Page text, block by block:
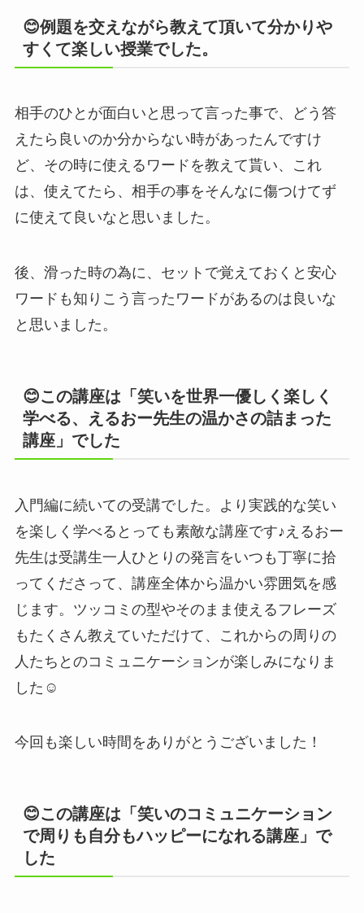
😊例題を交えながら教えて頂いて分かりや
すくて楽しい授業でした。
相手のひとが面白いと思って言った事で、どう答
えたら良いのか分からない時があったんですけ
ど、その時に使えるワードを教えて貰い、これ
は、使えてたら、相手の事をそんなに傷つけてず
に使えて良いなと思いました。
後、滑った時の為に、セットで覚えておくと安心
ワードも知りこう言ったワードがあるのは良いな
と思いました。
😊この講座は「笑いを世界一優しく楽しく
学べる、えるおー先生の温かさの詰まった
講座」でした
入門編に続いての受講でした。より実践的な笑い
を楽しく学べるとっても素敵な講座です♪えるおー
先生は受講生一人ひとりの発言をいつも丁寧に拾
ってくださって、講座全体から温かい雰囲気を感
じます。ツッコミの型やそのまま使えるフレーズ
もたくさん教えていただけて、これからの周りの
人たちとのコミュニケーションが楽しみになりま
した☺️
今回も楽しい時間をありがとうございました！
😊この講座は「笑いのコミュニケーション
で周りも自分もハッピーになれる講座」で
した